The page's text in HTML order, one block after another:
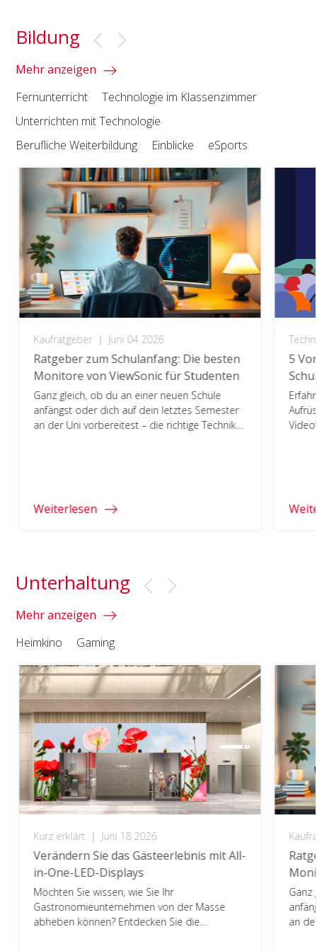
Bildung
Mehr anzeigen
Fernunterricht
Technologie im Klassenzimmer
Unterrichten mit Technologie
Berufliche Weiterbildung
Einblicke eSports
Kaufratgeber | Juni 04 2026
Ratgeber zum Schulanfang: Die besten
Monitore von ViewSonic für Studenten
Ganz gleich, ob du an einer neuen Schule
anfängst oder dich auf dein letztes Semester
an der Uni vorbereitest – die richtige Technik
den neuesten Stand […]
Weiterlesen
5
Unterhaltung
Mehr anzeigen
Heimkino
Gaming
Kurz erklärt | Juni 18 2026
Verändern Sie das Gästeerlebnis mit All-
in-One-LED-Displays
Möchten Sie wissen, wie Sie Ihr
Gastronomieunternehmen von der Masse
abheben können? Entdecken Sie die
Ganz
an